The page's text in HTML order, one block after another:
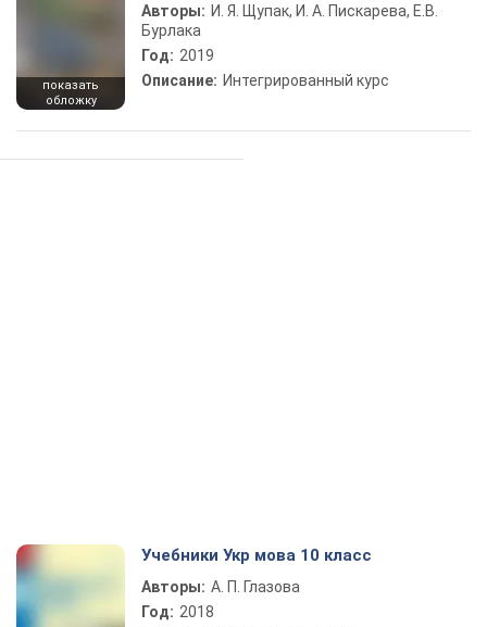
показать
обложку
Авторы: И. Я. Щупак, И. А. Пискарева, Е.В.
Бурлака
Год: 2019
Описание: Интегрированный курс
Учебники Укр мова 10 класс
Авторы: А. П. Глазова
Год: 2018